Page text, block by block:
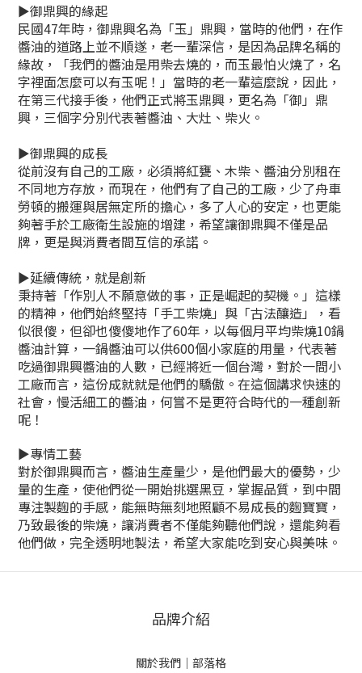
►御鼎興的緣起
民國47年時，御鼎興名為「玉」鼎興，當時的他們，在作
醬油的道路上並不順遂，老一輩深信，是因為品牌名稱的
緣故，「我們的醬油是用柴去燒的，而玉最怕火燒了，名
字裡面怎麼可以有玉呢！」當時的老一輩這麼說，因此，
在第三代接手後，他們正式將玉鼎興，更名為「御」鼎
興，三個字分別代表著醬油、大灶、柴火。
►御鼎興的成長
從前沒有自己的工廠，必須將紅甕、木柴、醬油分別租在
不同地方存放，而現在，他們有了自己的工廠，少了舟車
勞頓的搬運與居無定所的擔心，多了人心的安定，也更能
夠著手於工廠衛生設施的增建，希望讓御鼎興不僅是品
牌，更是與消費者間互信的承諾。
►延續傳統，就是創新
秉持著「作別人不願意做的事，正是崛起的契機。」這樣
的精神，他們始終堅持「手工柴燒」與「古法釀造」，看
似很傻，但卻也傻傻地作了60年，以每個月平均柴燒10鍋
醬油計算，一鍋醬油可以供600個小家庭的用量，代表著
吃過御鼎興醬油的人數，已經將近一個台灣，對於一間小
工廠而言，這份成就就是他們的驕傲。在這個講求快速的
社會，慢活細工的醬油，何嘗不是更符合時代的一種創新
呢！
►專情工藝
對於御鼎興而言，醬油生產量少，是他們最大的優勢，少
量的生產，使他們從一開始挑選黑豆，掌握品質，到中間
專注製麴的手感，能無時無刻地照顧不易成長的麴寶寶，
乃致最後的柴燒，讓消費者不僅能夠聽他們說，還能夠看
他們做，完全透明地製法，希望大家能吃到安心與美味。
品牌介紹
關於我們 ｜ 部落格